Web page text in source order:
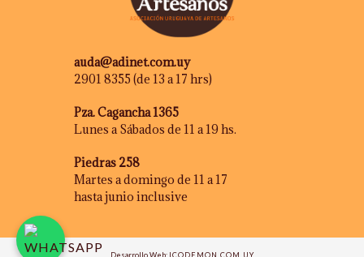
auda@adinet.com.uy
2901 8355 (de 13 a 17 hrs)
Pza. Cagancha 1365
Lunes a Sábados de 11 a 19 hs.
Piedras 258
Martes a domingo de 11 a 17
hasta junio inclusive
Desarrollo Web: ICODEMON.COM.UY